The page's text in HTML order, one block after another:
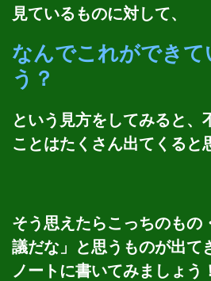
見ているものに対して、
なんでこれができて
う？
という見方をしてみると、
ことはたくさん出てくると
そう思えたらこっちのもの
議だな」と思うものが出て
ノートに書いてみましょう！